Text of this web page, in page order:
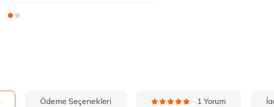
Ödeme Seçenekleri 1 Yorum